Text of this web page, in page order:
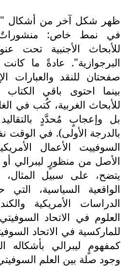
ظهر شكل آخر من أشكال
في نمط خاص: منشوراتٌ
للأبحاث الأجنبية تحت
البرجوازية". عادةً ما
صفحتان للنقد والعبارات
بينما احتوى باقي
للأبحاث الغربية، كُتب في
بل وإعجابٍ مُحدَّدٍ بالتقاليد
بالدرجة الأولى). في الوقت
السوفييت الأعمال
الأصل من منظورٍ ليبرالي أو
يتضح، على سبيل
الواقعية السياسية،
الدراسات الأمريكية
العلوم في الاتحاد
للماركسية في الاتحاد
كمفهومٍ ليبرالي بأشكاله
وجود صلة بين العلم